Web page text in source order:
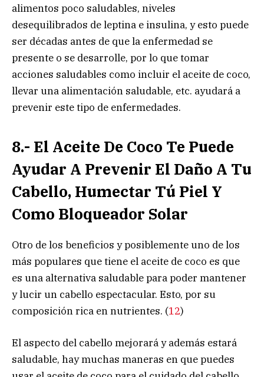
alimentos poco saludables, niveles
desequilibrados de leptina e insulina, y esto puede
ser décadas antes de que la enfermedad se
presente o se desarrolle, por lo que tomar
acciones saludables como incluir el aceite de coco,
llevar una alimentación saludable, etc. ayudará a
prevenir este tipo de enfermedades.
8.- El Aceite De Coco Te Puede
Ayudar A Prevenir El Daño A Tu
Cabello, Humectar Tú Piel Y
Como Bloqueador Solar
Otro de los beneficios y posiblemente uno de los
más populares que tiene el aceite de coco es que
es una alternativa saludable para poder mantener
y lucir un cabello espectacular. Esto, por su
composición rica en nutrientes. (12)
El aspecto del cabello mejorará y además estará
saludable, hay muchas maneras en que puedes